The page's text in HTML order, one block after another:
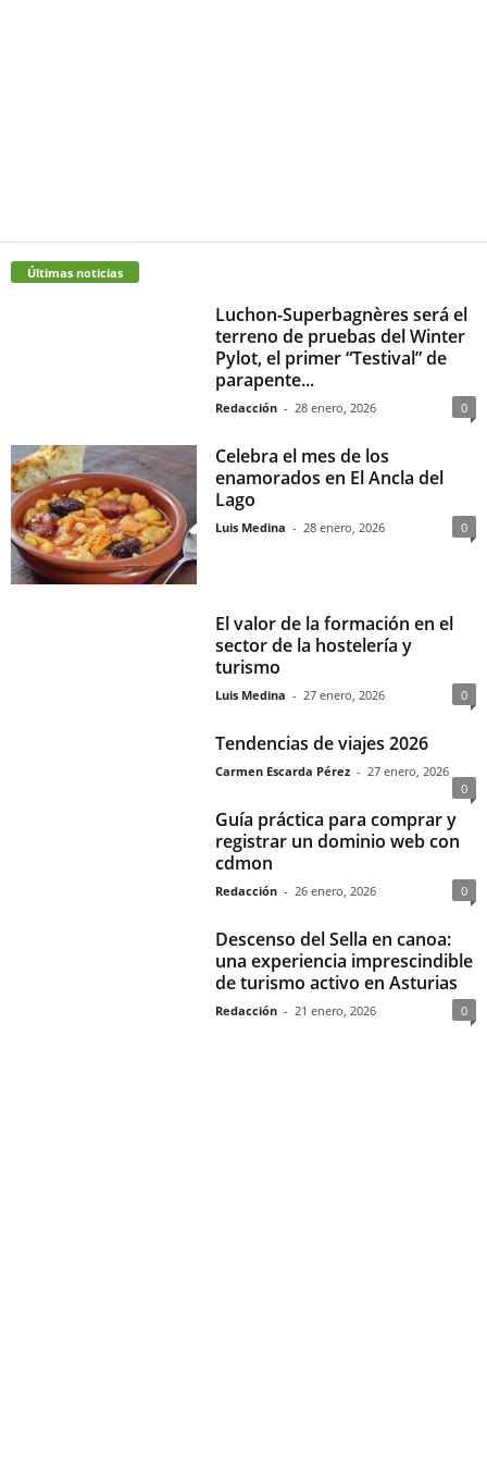
Últimas noticias
Luchon-Superbagnères será el
terreno de pruebas del Winter
Pylot, el primer “Testival” de
parapente...
Redacción - 28 enero, 2026 0
Celebra el mes de los
enamorados en El Ancla del
Lago
Luis Medina - 28 enero, 2026 0
El valor de la formación en el
sector de la hostelería y
turismo
Luis Medina - 27 enero, 2026 0
Tendencias de viajes 2026
Carmen Escarda Pérez - 27 enero, 2026
0
Guía práctica para comprar y
registrar un dominio web con
cdmon
Redacción - 26 enero, 2026 0
Descenso del Sella en canoa:
una experiencia imprescindible
de turismo activo en Asturias
Redacción - 21 enero, 2026 0